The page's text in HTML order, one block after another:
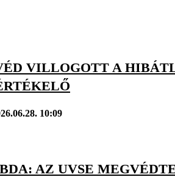
VILLOGOTT A
10:09
AZ UVSE